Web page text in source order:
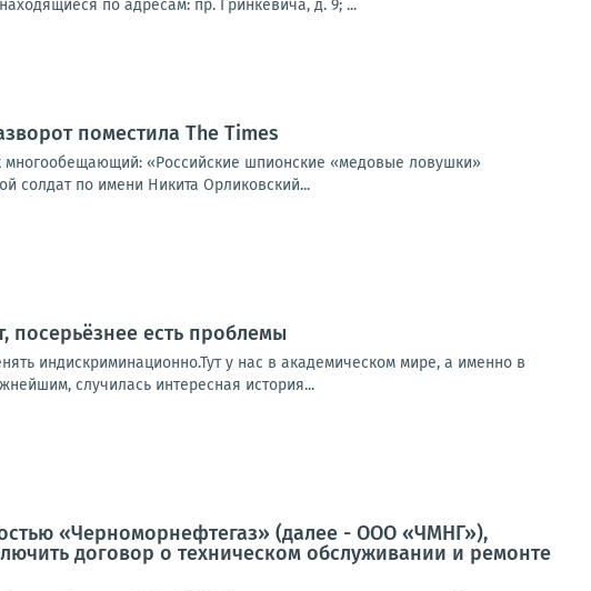
по адресам: пр. Гринкевича, д. 9; ...
поместила The Times
многообещающий: «Российские шпионские «медовые ловушки»
солдат по имени Никита Орликовский...
посерьёзнее есть проблемы
индискриминационно.Тут у нас в академическом мире, а именно в
случилась интересная история...
«Черноморнефтегаз» (далее - ООО «ЧМНГ»),
договор о техническом обслуживании и ремонте